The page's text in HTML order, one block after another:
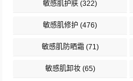
敏感肌护肤 (322)
敏感肌修护 (476)
敏感肌防晒霜(71)
敏感肌卸妆(65)